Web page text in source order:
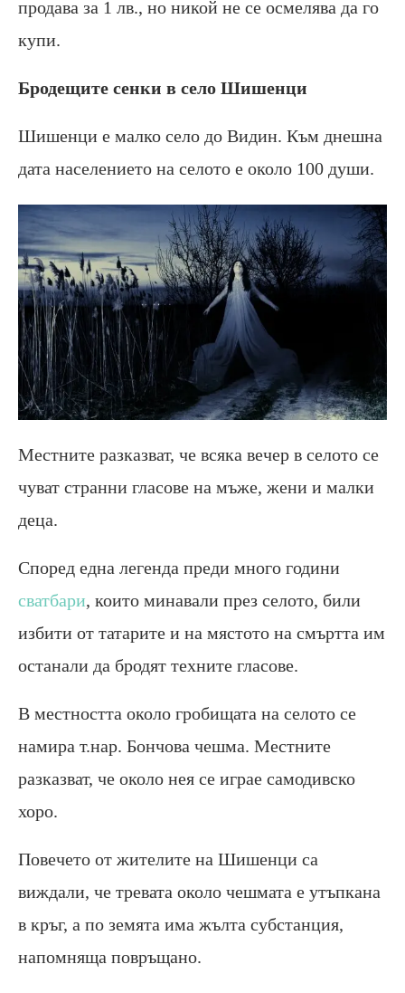
продава за 1 лв., но никой не се осмелява да го
купи.
Бродещите сенки в село Шишенци
Шишенци е малко село до Видин. Към днешна
дата населението на селото е около 100 души.
Местните разказват, че всяка вечер в селото се
чуват странни гласове на мъже, жени и малки
деца.
Според една легенда преди много години
сватбари, които минавали през селото, били
избити от татарите и на мястото на смъртта им
останали да бродят техните гласове.
В местността около гробищата на селото се
намира т.нар. Бончова чешма. Местните
разказват, че около нея се играе самодивско
хоро.
Повечето от жителите на Шишенци са
виждали, че тревата около чешмата е утъпкана
в кръг, а по земята има жълта субстанция,
напомняща повръщано.